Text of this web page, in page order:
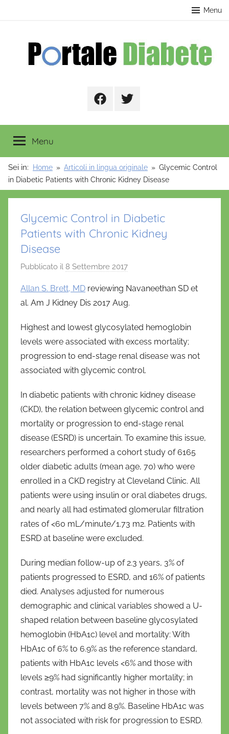
Menu
FacebookTwitter
Menu
Sei in: Home Articoli in lingua originale
Glycemic Control
in Diabetic Patients with Chronic Kidney Disease
Glycemic Control in Diabetic
Patients with Chronic Kidney
Disease
Pubblicato il 8 Settembre 2017
D
a
e
a
'
O
n
o
f
r
i
o
Allan S. Brett, MD reviewing Navaneethan SD et
al. Am J Kidney Dis 2017 Aug.
Highest and lowest glycosylated hemoglobin
levels were associated with excess mortality;
progression to end-stage renal disease was not
associated with glycemic control.
In diabetic patients with chronic kidney disease
(CKD), the relation between glycemic control and
mortality or progression to end-stage renal
disease (ESRD) is uncertain. To examine this issue,
researchers performed a cohort study of 6165
older diabetic adults (mean age, 70) who were
enrolled in a CKD registry at Cleveland Clinic. All
patients were using insulin or oral diabetes drugs,
and nearly all had estimated glomerular filtration
rates of <60 mL/minute/1.73 m2. Patients with
ESRD at baseline were excluded.
During median follow-up of 2.3 years, 3% of
patients progressed to ESRD, and 16% of patients
died. Analyses adjusted for numerous
demographic and clinical variables showed a U-
shaped relation between baseline glycosylated
hemoglobin (HbA1c) level and mortality: With
HbA1c of 6% to 6.9% as the reference standard,
patients with HbA1c levels <6% and those with
levels ≥9% had significantly higher mortality; in
contrast, mortality was not higher in those with
levels between 7% and 8.9%. Baseline HbA1c was
not associated with risk for progression to ESRD.